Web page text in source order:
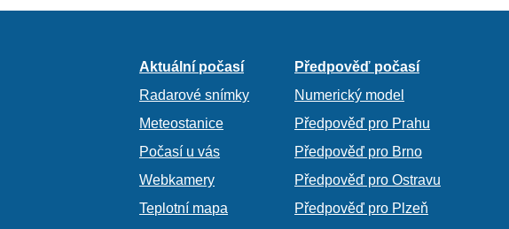
Aktuální počasí
Radarové snímky
Meteostanice
Počasí u vás
Webkamery
Teplotní mapa
Předpověď počasí
Numerický model
Předpověď pro Prahu
Předpověď pro Brno
Předpověď pro Ostravu
Předpověď pro Plzeň